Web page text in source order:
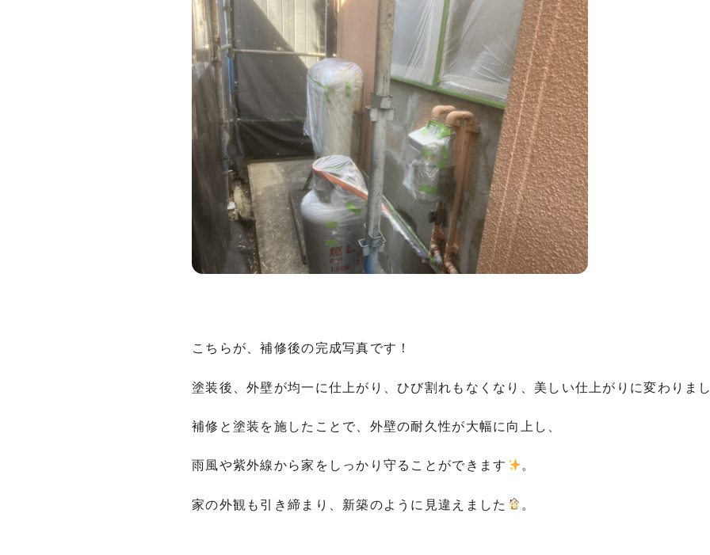
こちらが、補修後の完成写真です！
塗装後、外壁が均一に仕上がり、ひび割れもなくなり、美しい仕上がりに変わりま
補修と塗装を施したことで、外壁の耐久性が大幅に向上し、
雨風や紫外線から家をしっかり守ることができます 。
家の外観も引き締まり、新築のように見違えました 。